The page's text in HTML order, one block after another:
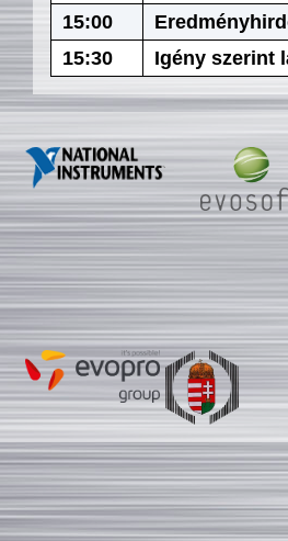
15:00
15:30
Igény szerint